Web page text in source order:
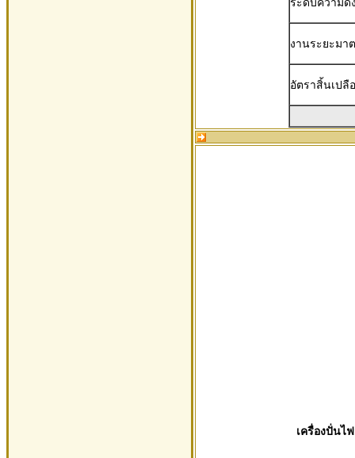
งานระยะมา
อัตราสิ้นเปลื
เครื่องปั่นไ